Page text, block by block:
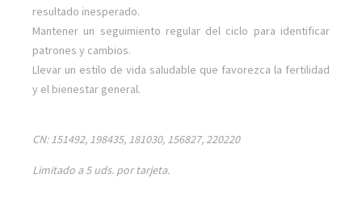
resultado inesperado.
Mantener un seguimiento regular del ciclo para identificar
patrones y cambios.
Llevar un estilo de vida saludable que favorezca la fertilidad
y el bienestar general.
CN: 151492, 198435, 181030, 156827, 220220
Limitado a 5 uds. por tarjeta.